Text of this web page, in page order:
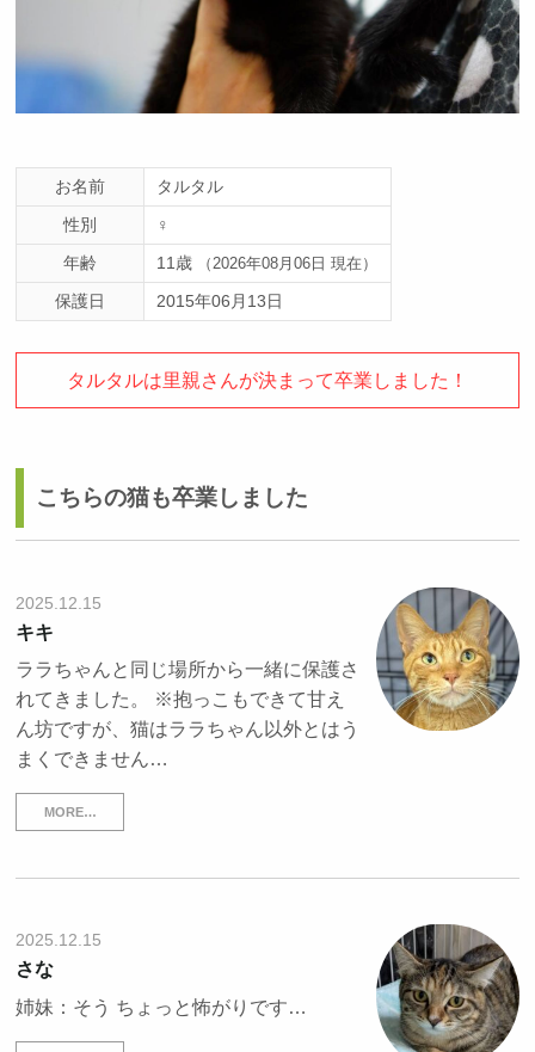
お名前
タルタル
性別
♀
年齢
11歳 （2026年08月06日 現在）
保護日 2015年06月13日
タルタルは里親さんが決まって卒業しました！
こちらの猫も卒業しました
2025.12.15
キキ
ララちゃんと同じ場所から一緒に保護さ
れてきました。 ※抱っこもできて甘え
ん坊ですが、猫はララちゃん以外とはう
まくできません…
MORE…
2025.12.15
さな
姉妹：そう ちょっと怖がりです…